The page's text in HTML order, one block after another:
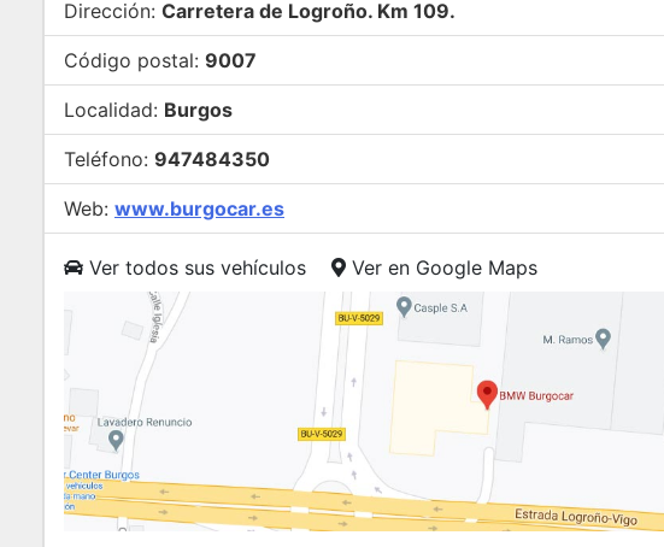
Dirección: Carretera de Logroño. Km 109.
Código postal: 9007
Localidad: Burgos
Teléfono: 947484350
Web: www.burgocar.es
Ver todos sus vehículos Ver en Google Maps